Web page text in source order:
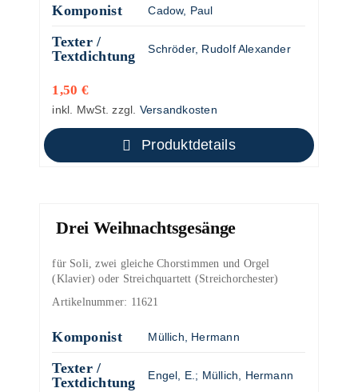
Komponist Cadow, Paul
Texter /
Textdichtung
Schröder, Rudolf Alexander
1,50 €
inkl. MwSt. zzgl. Versandkosten
Produktdetails
Drei Weihnachtsgesänge
für Soli, zwei gleiche Chorstimmen und Orgel
(Klavier) oder Streichquartett (Streichorchester)
Artikelnummer: 11621
Komponist Müllich, Hermann
Texter /
Textdichtung
Engel, E. ; Müllich, Hermann